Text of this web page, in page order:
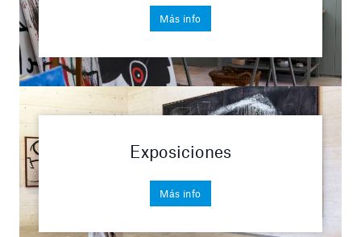
Más info
Exposiciones
Más info